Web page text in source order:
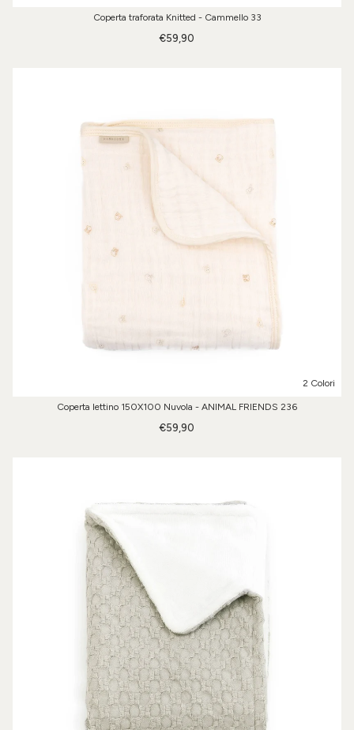
Coperta traforata Knitted - Cammello 33
€59,90
2 Colori
Coperta lettino 150X100 Nuvola - ANIMAL FRIENDS 236
€59,90